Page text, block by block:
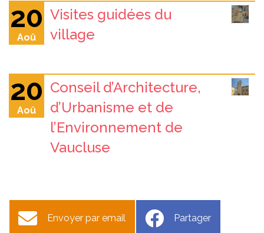
20
Aoû
Visites guidées du
village
20
Aoû
Conseil d’Architecture,
d’Urbanisme et de
l’Environnement de
Vaucluse
Envoyer par email Partager